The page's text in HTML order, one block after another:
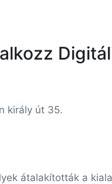
király út 35.
átalakították a